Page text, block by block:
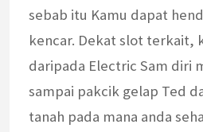
sebab itu Kamu dapat
kencar. Dekat slot terkait,
daripada Electric Sam diri
sampai pakcik gelap Ted
tanah pada mana anda